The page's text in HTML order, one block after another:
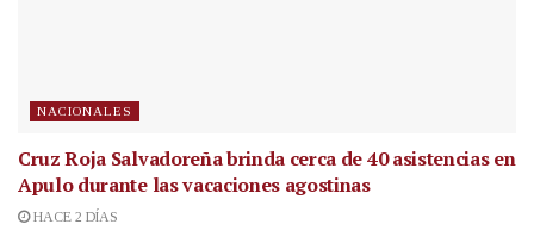
NACIONALES
Cruz Roja Salvadoreña brinda cerca de 40 asistencias en
Apulo durante las vacaciones agostinas
HACE 2 DÍAS